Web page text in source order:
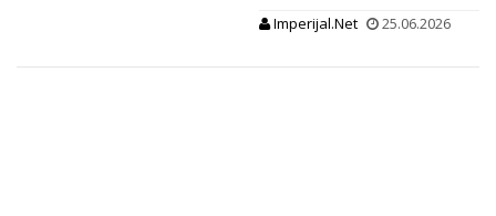
Imperijal.Net 25.06.2026